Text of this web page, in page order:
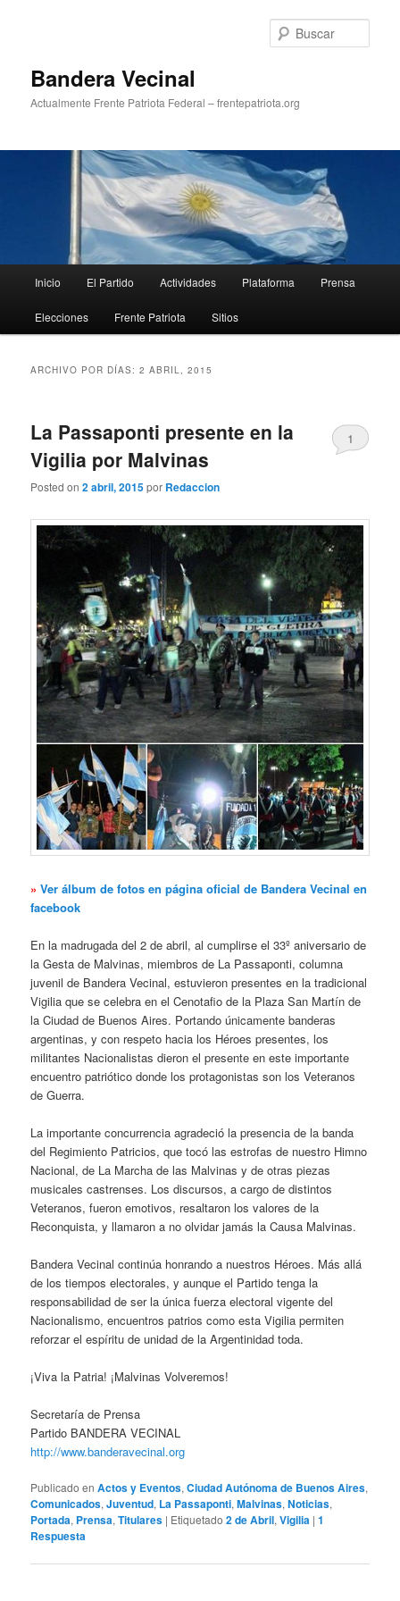
Bandera Vecinal
Actualmente Frente Patriota Federal – frentepatriota.org
principal
Inicio El Partido Actividades Plataforma Prensa
Elecciones Frente Patriota Sitios
ARCHIVO POR DÍAS:2 ABRIL, 2015
La Passaponti presente en la
Vigilia por Malvinas
Posted on2 abril, 2015por Redaccion
1
» Ver álbum de fotos en página oficial de Bandera Vecinal en
facebook
En la madrugada del 2 de abril, al cumplirse el 33º aniversario de
la Gesta de Malvinas, miembros de La Passaponti, columna
juvenil de Bandera Vecinal, estuvieron presentes en la tradicional
Vigilia que se celebra en el Cenotafio de la Plaza San Martín de
la Ciudad de Buenos Aires. Portando únicamente banderas
argentinas, y con respeto hacia los Héroes presentes, los
militantes Nacionalistas dieron el presente en este importante
encuentro patriótico donde los protagonistas son los Veteranos
de Guerra.
La importante concurrencia agradeció la presencia de la banda
del Regimiento Patricios, que tocó las estrofas de nuestro Himno
Nacional, de La Marcha de las Malvinas y de otras piezas
musicales castrenses. Los discursos, a cargo de distintos
Veteranos, fueron emotivos, resaltaron los valores de la
Reconquista, y llamaron a no olvidar jamás la Causa Malvinas.
Bandera Vecinal continúa honrando a nuestros Héroes. Más allá
de los tiempos electorales, y aunque el Partido tenga la
responsabilidad de ser la única fuerza electoral vigente del
Nacionalismo, encuentros patrios como esta Vigilia permiten
reforzar el espíritu de unidad de la Argentinidad toda.
¡Viva la Patria! ¡Malvinas Volveremos!
Secretaría de Prensa
Partido BANDERA VECINAL
http://www.banderavecinal.org
Publicado en Actos y Eventos,Ciudad Autónoma de Buenos Aires,
Comunicados,Juventud, La Passaponti,Malvinas,Noticias,
Portada, Prensa,Titulares | Etiquetado 2 de Abril,Vigilia |1
Respuesta